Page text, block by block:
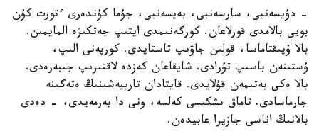
- دۇيسەنبى، سارسەنبى، بەيسەنبى، جۇما كۇندەرى ءتورت كۇن
بويى بالامدى قورلاعان. كورگەنىمدى ايتىپ جەتكىزە المايمىن.
بالا ۇيىقتاماسا، قولىن جاۋىپ تاستايدى. كورپەنى الىپ،
ۇستىنەن باسىپ تۇرادى. شايقاعان كەزدە لاقتىرىپ جىبەرەدى.
بالا ەكى بەتىمەن قۇلايدى. قايتادان تاربيەشىنىڭ ەتەگىنە
جارماسادى. تاماق ىشكىسى كەلسە، ونى دا بەرمەيدى، - دەدى
بالانىڭ اناسى جازيرا عابيدەن.